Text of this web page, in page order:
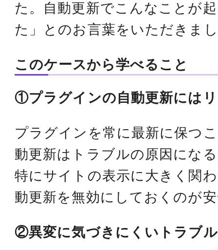
た。自動更新でこんなことが
た」とのお言葉をいただきま
このケースから学べること
①プラグインの自動更新には
プラグインを常に最新に保つ
動更新はトラブルの原因にな
特にサイトの表示に大きく関
動更新を無効にしておくのが
②異変に気づきにくいトラブ